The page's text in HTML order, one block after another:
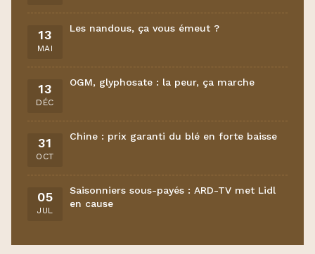
13
MAI
Les nandous, ça vous émeut ?
13
DÉC
OGM, glyphosate : la peur, ça marche
31
OCT
Chine : prix garanti du blé en forte baisse
05
JUL
Saisonniers sous-payés : ARD-TV met Lidl
en cause